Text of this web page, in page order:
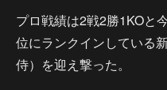
プロ戦績は2戦2勝1KOと
位にランクインしている
侍）を迎え撃った。